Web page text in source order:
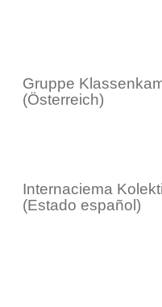
Gruppe
(Österreich)
Internaciema
(Estado español)